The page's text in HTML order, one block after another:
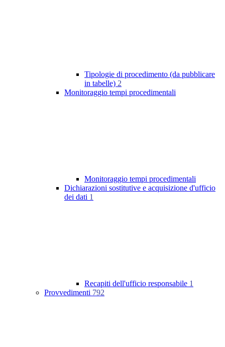
Tipologie di procedimento (da pubblicare
in tabelle) 2
Monitoraggio tempi procedimentali
Monitoraggio tempi procedimentali
Dichiarazioni sostitutive e acquisizione d'ufficio
dei dati 1
Recapiti dell'ufficio responsabile 1
Provvedimenti 792